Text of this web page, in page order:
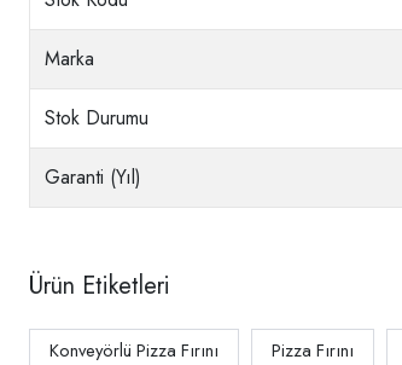
Marka
Stok Durumu
Garanti (Yıl)
Ürün Etiketleri
Konveyörlü Pizza Fırını Pizza Fırını